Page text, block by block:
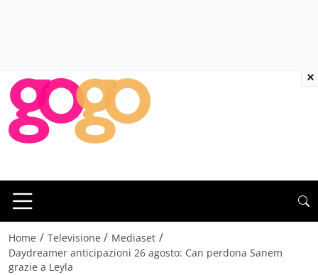
Home / Televisione / Mediaset /
Daydreamer anticipazioni 26 agosto: Can perdona Sanem
grazie a Leyla
×